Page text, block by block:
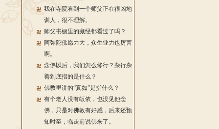
我在寺院看到一个师父正在很凶地
训人，很不理解。
师父书橱里的藏经都看过了吗？
阿弥陀佛愿力大，众生业力也厉害
啊。
念佛以后，我们怎么修行？杂行杂
善到底指的是什么？
佛教里讲的“真如”是指什么？
有个老人没有皈依，也没见他念
佛，只是对佛教有好感，后来还预
知时至，临走前说佛来了。